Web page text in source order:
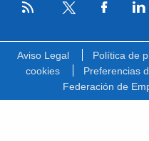
RSS
Aviso Legal Política de
cookies
Preferencias
Federación de